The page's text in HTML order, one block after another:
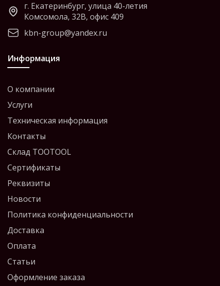
г. Екатеринбург, улица 40-летия
Комсомола, 32В, офис 409
kbn-group@yandex.ru
Информация
О компании
Услуги
Техническая информация
Контакты
Склад TOOTOOL
Сертификаты
Реквизиты
Новости
Политика конфиденциальности
Доставка
Оплата
Статьи
Оформление заказа